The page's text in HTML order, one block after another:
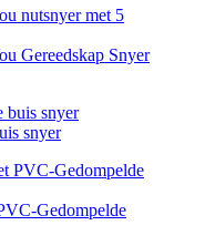
Gereedskap Snyer
snyer
Gedompelde